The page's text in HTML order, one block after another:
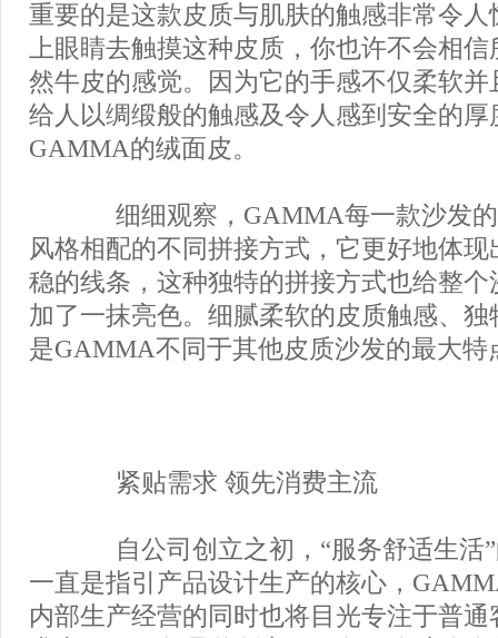
重要的是这款皮质与肌肤的触感非常令人
上眼睛去触摸这种皮质，你也许不会相信
然牛皮的感觉。因为它的手感不仅柔软并
给人以绸缎般的触感及令人感到安全的厚
GAMMA的绒面皮。
细细观察，GAMMA每一款沙发的
风格相配的不同拼接方式，它更好地体
稳的线条，这种独特的拼接方式也给整个
加了一抹亮色。细腻柔软的皮质触感、独
是GAMMA不同于其他皮质沙发的最大特
紧贴需求 领先消费主流
自公司创立之初，“服务舒适生活”
一直是指引产品设计生产的核心，
内部生产经营的同时也将目光专注于普通